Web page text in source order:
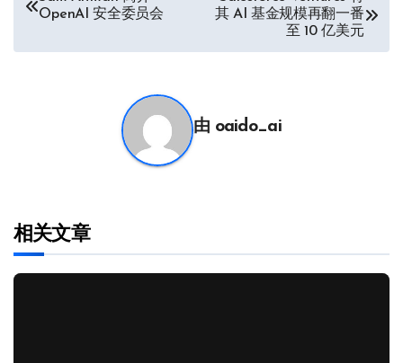
导
OpenAI 安全委员会
其 AI 基金规模再翻一番
至 10 亿美元
由 oaido_ai
相关文章